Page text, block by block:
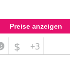
Preise anzeigen
$ +3